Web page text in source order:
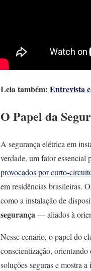
Leia também: Entrevista
O Papel da
A segurança elétrica em
verdade, um fator essencial
provocados por curto-
em residências brasileiras.
como a instalação de
segurança— aliados à
Nesse cenário, o papel do
conscientização,
soluções seguras e mostra